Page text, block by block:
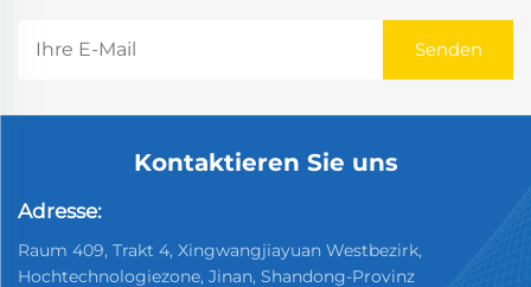
Kontaktieren Sie uns
Adresse:
Raum 409, Trakt 4, Xingwangjiayuan Westbezirk,
Hochtechnologiezone, Jinan, Shandong-Provinz